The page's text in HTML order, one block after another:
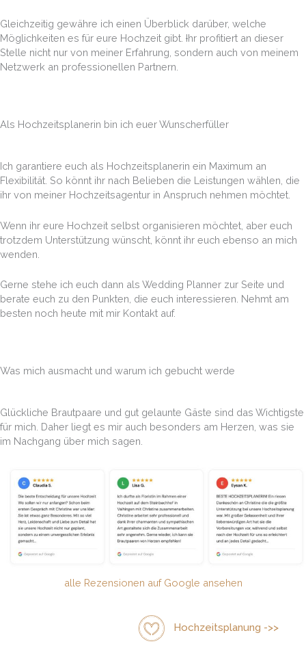
Gleichzeitig gewähre ich einen Überblick darüber, welche
Möglichkeiten es für eure Hochzeit gibt. Ihr profitiert an dieser
Stelle nicht nur von meiner Erfahrung, sondern auch von meinem
Netzwerk an professionellen Partnern.
Als Hochzeitsplanerin bin ich euer Wunscherfüller
Ich garantiere euch als Hochzeitsplanerin ein Maximum an
Flexibilität. So könnt ihr nach Belieben die Leistungen wählen, die
ihr von meiner Hochzeitsagentur in Anspruch nehmen möchtet.
Wenn ihr eure Hochzeit selbst organisieren möchtet, aber euch
trotzdem Unterstützung wünscht, könnt ihr euch ebenso an mich
wenden.
Gerne stehe ich euch dann als Wedding Planner zur Seite und
berate euch zu den Punkten, die euch interessieren. Nehmt am
besten noch heute mit mir Kontakt auf.
Was mich ausmacht und warum ich gebucht werde
Glückliche Brautpaare und gut gelaunte Gäste sind das Wichtigste
für mich. Daher liegt es mir auch besonders am Herzen, was sie
im Nachgang über mich sagen.
alle Rezensionen auf Google ansehen
Hochzeitsplanung ->>